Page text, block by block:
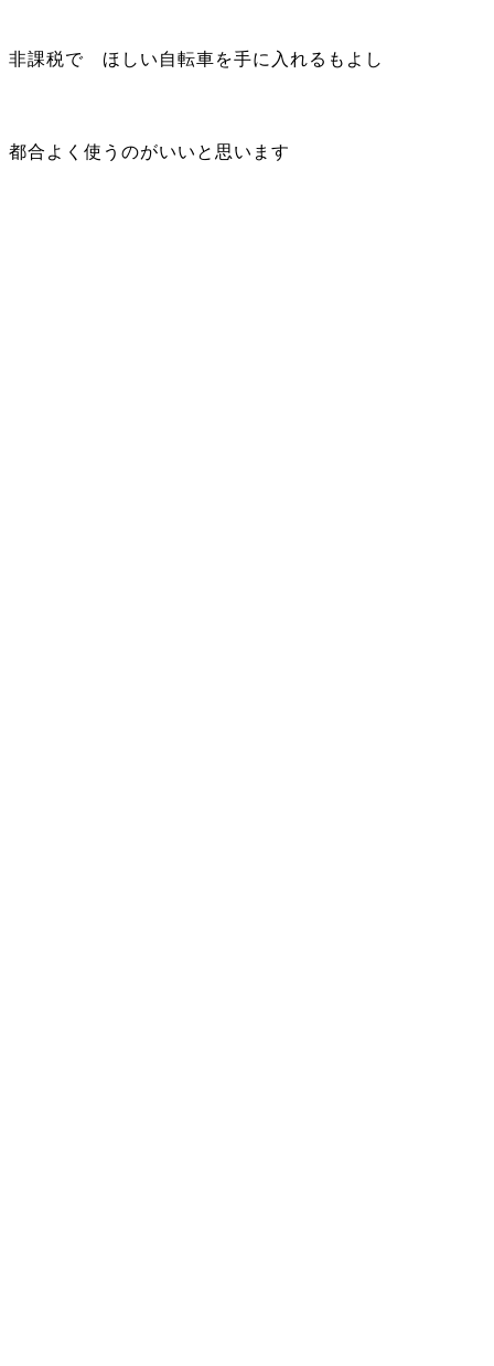
非課税で ほしい自転車を手に入れるもよし
都合よく使うのがいいと思います